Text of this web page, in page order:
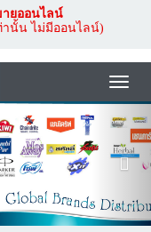
ายออนไลน์
นั้น ไม่มีออนไลน์)